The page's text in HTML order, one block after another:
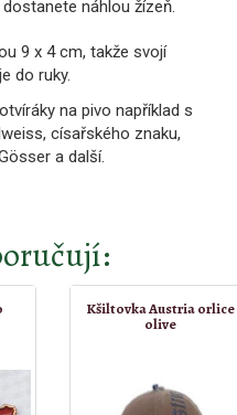
náhlou žízeň.
9 x 4 cm, takže svojí
do ruky.
na pivo například s
císařského znaku,
a další.
Kšiltovka Austria orlice
olive